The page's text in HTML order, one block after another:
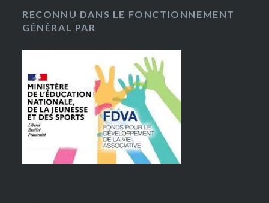
RECONNU DANS LE FONCTIONNEMENT
GÉNÉRAL PAR